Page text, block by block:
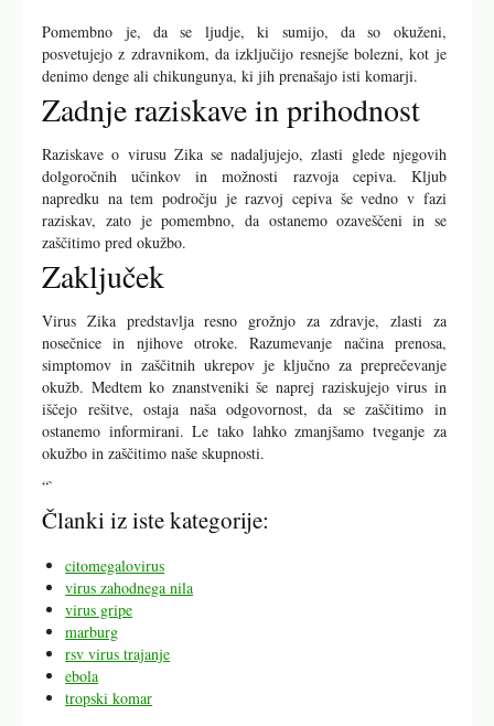
Pomembno je, da se ljudje, ki sumijo, da so okuženi,
posvetujejo z zdravnikom, da izključijo resnejše bolezni, kot je
denimo denge ali chikungunya, ki jih prenašajo isti komarji.
Zadnje raziskave in prihodnost
Raziskave o virusu Zika se nadaljujejo, zlasti glede njegovih
dolgoročnih učinkov in možnosti razvoja cepiva. Kljub
napredku na tem področju je razvoj cepiva še vedno v fazi
raziskav, zato je pomembno, da ostanemo ozaveščeni in se
zaščitimo pred okužbo.
Zaključek
Virus Zika predstavlja resno grožnjo za zdravje, zlasti za
nosečnice in njihove otroke. Razumevanje načina prenosa,
simptomov in zaščitnih ukrepov je ključno za preprečevanje
okužb. Medtem ko znanstveniki še naprej raziskujejo virus in
iščejo rešitve, ostaja naša odgovornost, da se zaščitimo in
ostanemo informirani. Le tako lahko zmanjšamo tveganje za
okužbo in zaščitimo naše skupnosti.
“`
Članki iz iste kategorije:
citomegalovirus
virus zahodnega nila
virus gripe
marburg
rsv virus trajanje
ebola
tropski komar